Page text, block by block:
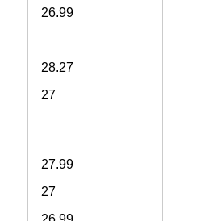
26.99
28.27
27
27.99
27